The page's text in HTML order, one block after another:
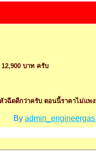
บาท ครับ
วฉีดดีกว่าครับ ตอนนี้ราคาไม่แพ
By